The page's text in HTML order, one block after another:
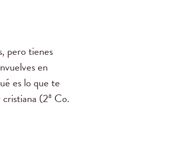
pero tienes
en
es lo que te
(2ª Co.